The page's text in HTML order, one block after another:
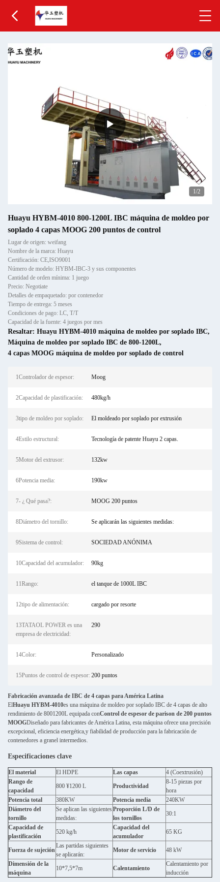
1/2
Huayu HYBM-4010 800-1200L IBC máquina de moldeo por
soplado 4 capas MOOG 200 puntos de control
Lugar de origen: weifang
Nombre de la marca: Huayu
Certificación: CE,ISO9001
Número de modelo: HYBM-IBC-3 y sus componentes
Cantidad de orden mínima: 1 juego
Precio: Negotiate
Detalles de empaquetado: por contenedor
Tiempo de entrega: 5 meses
Condiciones de pago: LC, T/T
Capacidad de la fuente: 4 juegos por mes
Resaltar: Huayu HYBM-4010 máquina de moldeo por soplado IBC,
Máquina de moldeo por soplado IBC de 800-1200L,
4 capas MOOG máquina de moldeo por soplado de control
1Controlador de espesor: Moog
2Capacidad de plastificación: 480kg/h
3tipo de moldeo por soplado: El moldeado por soplado por extrusión
4Estilo estructural: Tecnología de patente Huayu 2 capas.
5Motor del extrusor: 132kw
6Potencia media: 190kw
7- ¿ Qué pasa?: MOOG 200 puntos
8Diámetro del tornillo: Se aplicarán las siguientes medidas:
9Sistema de control: SOCIEDAD ANÓNIMA
10Capacidad del acumulador: 90kg
11Rango: el tanque de 1000L IBC
12tipo de alimentación: cargado por resorte
13TATAOL POWER es una
empresa de electricidad:
290
14Color: Personalizado
15Puntos de control de espesor: 200 puntos
Fabricación avanzada de IBC de 4 capas para América Latina
ElHuayu HYBM-4010es una máquina de moldeo por soplado IBC de 4 capas de alto
rendimiento de 8001200L equipada conControl de espesor de parison de 200 puntos
MOOGDiseñado para fabricantes de América Latina, esta máquina ofrece una precisión
excepcional, eficiencia energética,y fiabilidad de producción para la fabricación de
contenedores a granel intermedios.
Especificaciones clave
El material El HDPE Las capas
4 (Coextrusión)
Rango de
capacidad
800 ¥1200 L Productividad
8-15 piezas por
hora
Potencia total
380KW Potencia media
240KW
Diámetro del
tornillo
Se aplican las siguientes
medidas:
Proporción L/D de
los tornillos
30:1
Capacidad de
plastificación
520 kg/h
Capacidad del
acumulador
65 KG
Fuerza de sujeción
Las partidas siguientes
se aplicarán:
Motor de servicio
48 kW
Dimensión de la
máquina
10*7,5*7m Calentamiento
Calentamiento por
inducción